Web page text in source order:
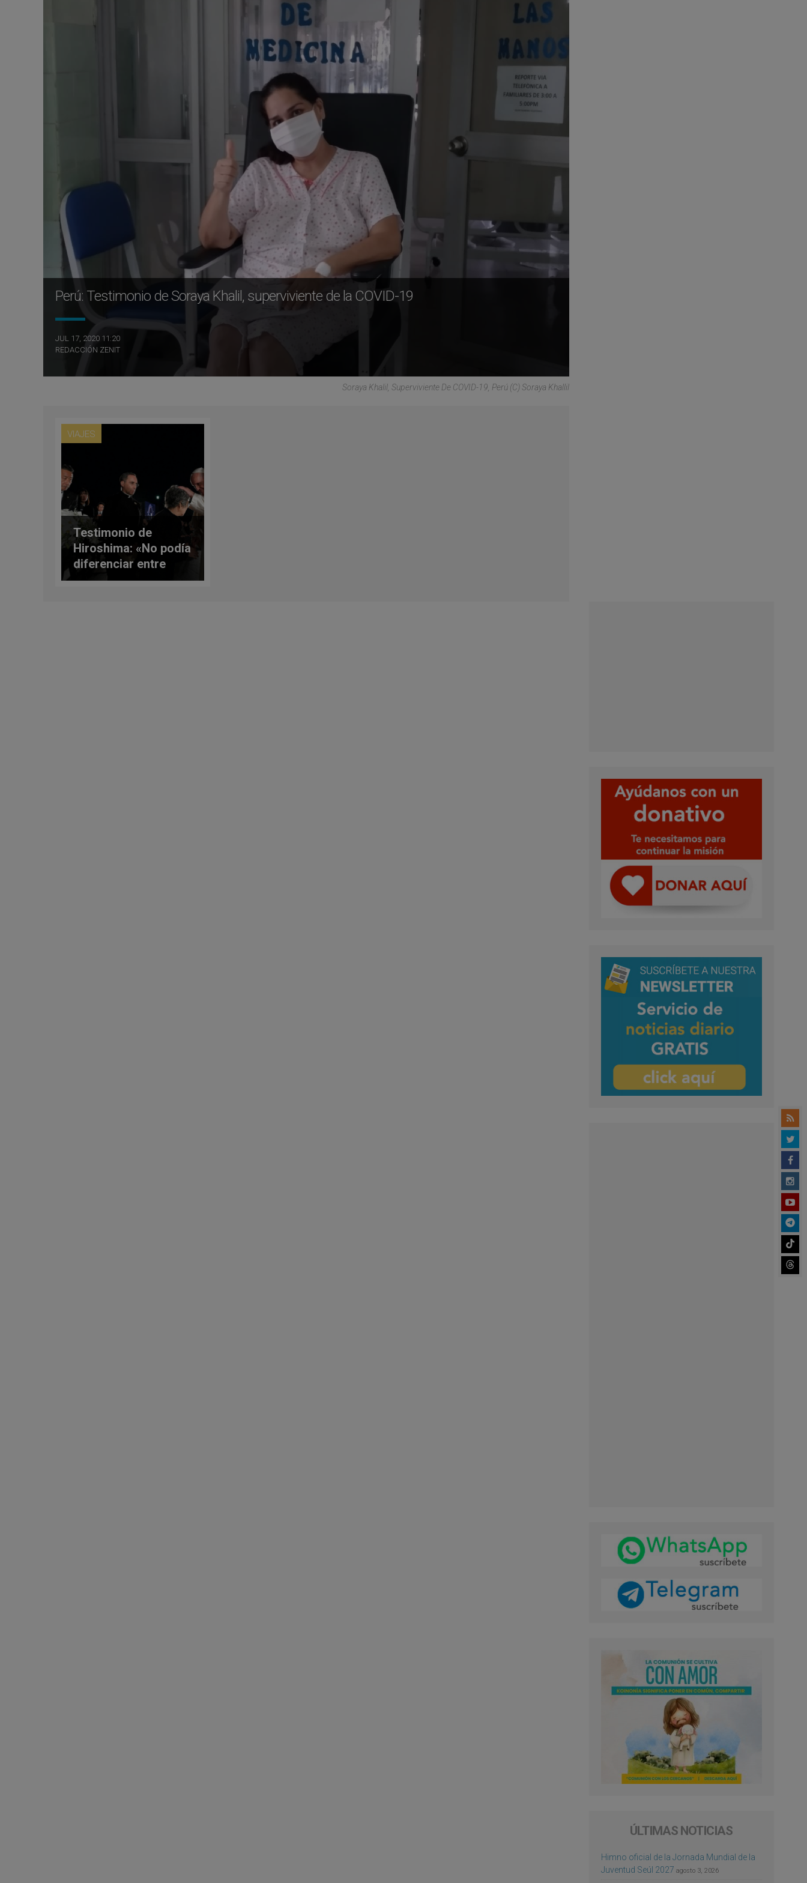
Perú: Testimonio de Soraya Khalil, superviviente de la COVID-19
JUL 17, 2020 11:20
REDACCIÓN ZENIT
Soraya Khalil, Superviviente De COVID-19, Perú (C) Soraya Khallil
VIAJES
Testimonio de
Hiroshima: «No podía
diferenciar entre
hombres y mujeres»
ÚLTIMAS NOTICIAS
Himno oficial de la Jornada Mundial de la
Juventud Seúl 2027 agosto 3, 2026